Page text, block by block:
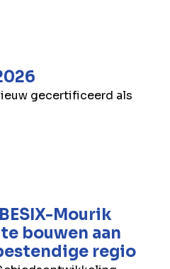
gecertificeerd als
Mourik
bouwen aan
regio